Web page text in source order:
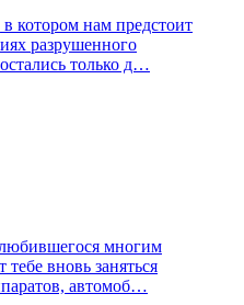
котором нам предстоит
разрушенного
только д…
многим
вновь заняться
автомоб…